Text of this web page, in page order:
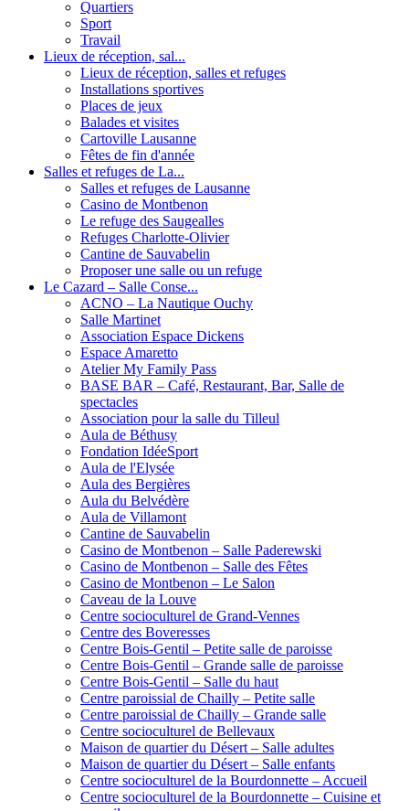
Quartiers
Sport
Travail
Lieux de réception, sal...
Lieux de réception, salles et refuges
Installations sportives
Places de jeux
Balades et visites
Cartoville Lausanne
Fêtes de fin d'année
Salles et refuges de La...
Salles et refuges de Lausanne
Casino de Montbenon
Le refuge des Saugealles
Refuges Charlotte-Olivier
Cantine de Sauvabelin
Proposer une salle ou un refuge
Le Cazard – Salle Conse...
ACNO – La Nautique Ouchy
Salle Martinet
Association Espace Dickens
Espace Amaretto
Atelier My Family Pass
BASE BAR – Café, Restaurant, Bar, Salle de
spectacles
Association pour la salle du Tilleul
Aula de Béthusy
Fondation IdéeSport
Aula de l'Elysée
Aula des Bergières
Aula du Belvédère
Aula de Villamont
Cantine de Sauvabelin
Casino de Montbenon – Salle Paderewski
Casino de Montbenon – Salle des Fêtes
Casino de Montbenon – Le Salon
Caveau de la Louve
Centre socioculturel de Grand-Vennes
Centre des Boveresses
Centre Bois-Gentil – Petite salle de paroisse
Centre Bois-Gentil – Grande salle de paroisse
Centre Bois-Gentil – Salle du haut
Centre paroissial de Chailly – Petite salle
Centre paroissial de Chailly – Grande salle
Centre socioculturel de Bellevaux
Maison de quartier du Désert – Salle adultes
Maison de quartier du Désert – Salle enfants
Centre socioculturel de la Bourdonnette – Accueil
Centre socioculturel de la Bourdonnette – Cuisine et